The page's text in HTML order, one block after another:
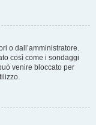
o dall’amministratore.
così come i sondaggi
venire bloccato per